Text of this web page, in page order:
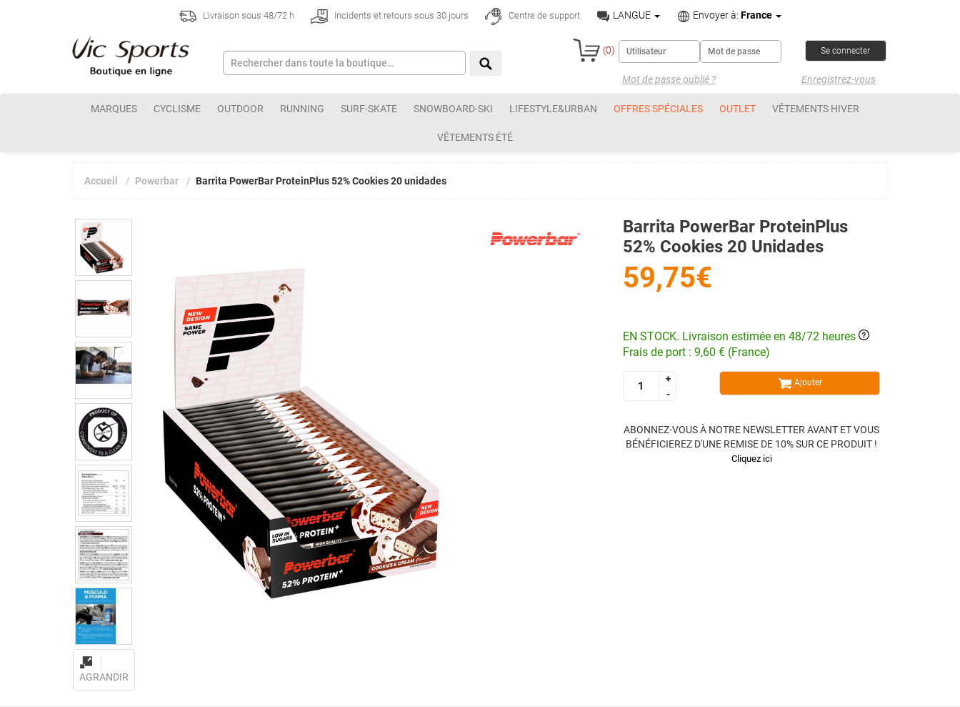
Livraison sous 48/72 h Incidents et retours sous 30 jours Centre de support LANGUE Envoyer à: France
(0)
Mot de passe oublié ? Enregistrez-vous
MARQUES CYCLISME OUTDOOR RUNNING SURF-SKATE SNOWBOARD-SKI LIFESTYLE&URBAN OFFRES SPÉCIALES OUTLET VÊTEMENTS HIVER
VÊTEMENTS ÉTÉ
Accueil Powerbar Barrita PowerBar ProteinPlus 52% Cookies 20 unidades
AGRANDIR
Barrita PowerBar ProteinPlus
52% Cookies 20 Unidades
59,75€
EN STOCK. Livraison estimée en 48/72 heures
Frais de port : 9,60 € (France)
+
-
+
-
Ajouter
ABONNEZ-VOUS À NOTRE NEWSLETTER AVANT ET VOUS
BÉNÉFICIEREZ D'UNE REMISE DE 10% SUR CE PRODUIT !
Cliquez ici